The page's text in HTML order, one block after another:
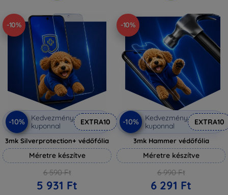
-10%
-10%
Kedvezmény
kuponnal
EXTRA10
3mk Silverprotection+ védőfólia
Méretre készítve
6 590 Ft
5 931 Ft
-10%
-10%
Kedvezmény
kuponnal
EXTRA10
3mk Hammer védőfólia
Méretre készítve
6 990 Ft
6 291 Ft